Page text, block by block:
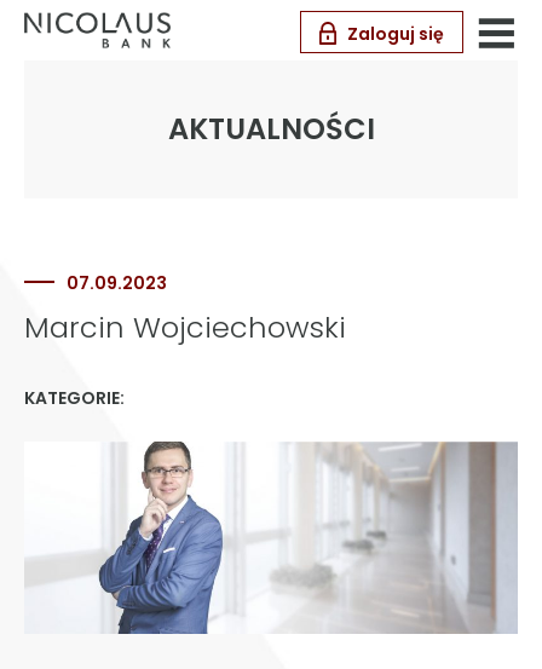
Zaloguj się
AKTUALNOŚCI
07.09.2023
Marcin Wojciechowski
KATEGORIE: